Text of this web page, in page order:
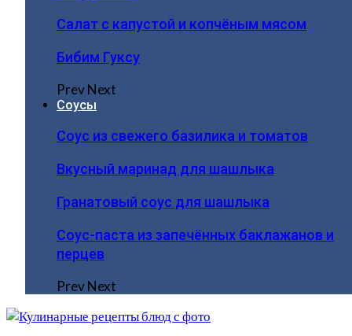
Салат с капустой и копчёным мясом
Бибим Гуксу
PrevNext
Соусы
Соус из свежего базилика и томатов
Вкусный маринад для шашлыка
Гранатовый соус для шашлыка
Соус-паста из запечённых баклажанов и
перцев
PrevNext